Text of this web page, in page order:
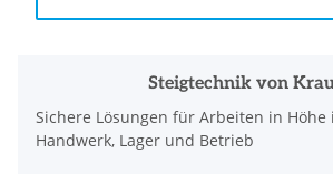
Steigtechnik von
Sichere Lösungen für Arbeiten in
Handwerk, Lager und Betrieb